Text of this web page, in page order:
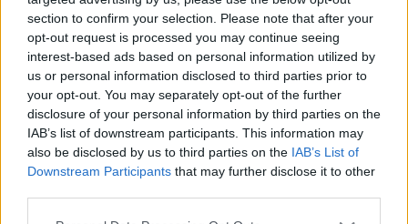
section to confirm your selection. Please note that after your
opt-out request is processed you may continue seeing
interest-based ads based on personal information utilized by
us or personal information disclosed to third parties prior to
your opt-out. You may separately opt-out of the further
disclosure of your personal information by third parties on the
IAB’s list of downstream participants. This information may
also be disclosed by us to third parties on the IAB’s List of
Downstream Participants that may further disclose it to other
Redazione
IMPRESA E MANAGEMENT
21 Invest raggiunge un accordo di
cessione e reinvestimento in Energreen
Redazione